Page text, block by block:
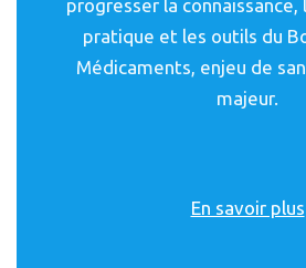
progresser la connaissance,
pratique et les outils du
Médicaments, enjeu de
majeur.
En savoir plus